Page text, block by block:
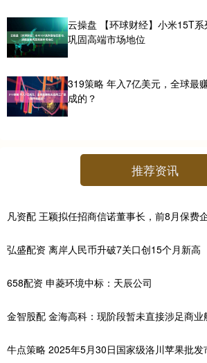
云操盘 【环球财经】小米15T
巩固高端市场地位
319策略 年入7亿美元，全球最
成的？
推荐资讯
凡资配 王颖拟任招商信诺董事长，前8月保费
弘盛配资 离岸人民币升破7关口创15个月新高
658配资 申菱环境中标：天辰公司
金智股配 金海高科：现阶段暂未直接涉足商业
牛点策略 2025年5月30日国家级洛川苹果批发